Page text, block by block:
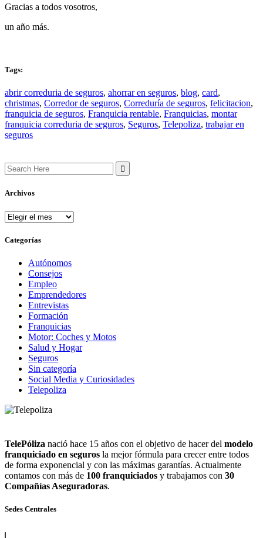
Gracias a todos vosotros,
un año más.
Tags:
abrir correduria de seguros, ahorrar en seguros, blog, card,
christmas, Corredor de seguros, Correduría de seguros, felicitacion,
franquicia de seguros, Franquicia rentable, Franquicias, montar
franquicia correduria de seguros, Seguros, Telepoliza, trabajar en
seguros
Search
for:
Archivos
Archivos
Categorías
Autónomos
Consejos
Empleo
Emprendedores
Entrevistas
Formación
Franquicias
Motor: Coches y Motos
Salud y Hogar
Seguros
Sin categoría
Social Media y Curiosidades
Telepoliza
TelePóliza nació hace 15 años con el objetivo de hacer del modelo
franquiciado en seguros la mejor fórmula para crecer entre todos
de forma exponencial y con las máximas garantías. Actualmente
contamos con más de 100 franquiciados y trabajamos con 30
Compañías Aseguradoras.
Sedes Centrales